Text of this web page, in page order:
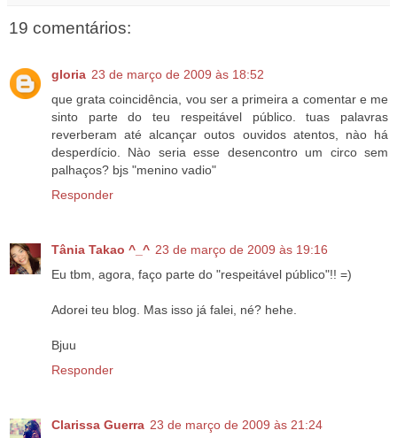
19 comentários:
gloria 23 de março de 2009 às 18:52
que grata coincidência, vou ser a primeira a comentar e me
sinto parte do teu respeitável público. tuas palavras
reverberam até alcançar outos ouvidos atentos, nào há
desperdício. Nào seria esse desencontro um circo sem
palhaços? bjs "menino vadio"
Responder
Tânia Takao ^_^ 23 de março de 2009 às 19:16
Eu tbm, agora, faço parte do "respeitável público"!! =)
Adorei teu blog. Mas isso já falei, né? hehe.
Bjuu
Responder
Clarissa Guerra 23 de março de 2009 às 21:24